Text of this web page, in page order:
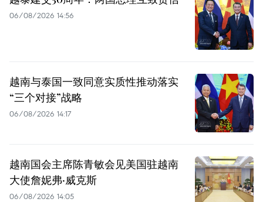
06/08/2026 14:56
越南与泰国一致同意实质性推动落实
“三个对接”战略
06/08/2026 14:17
越南国会主席陈青敏会见美国驻越南
大使詹妮弗·威克斯
06/08/2026 14:05